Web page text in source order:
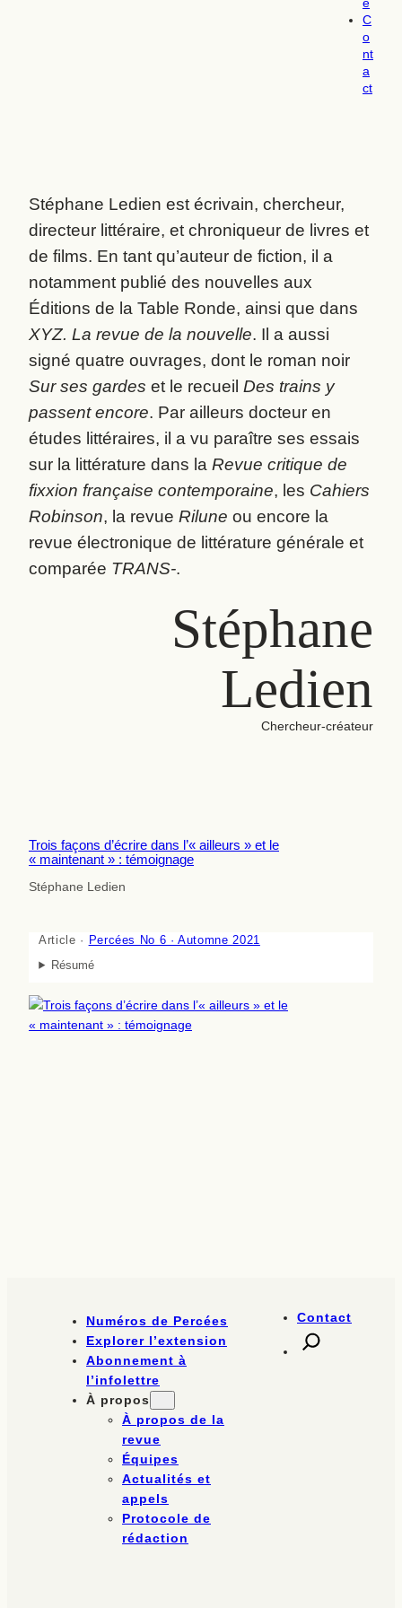
e
C
o
nt
a
ct
Stéphane Ledien est écrivain, chercheur,
directeur littéraire, et chroniqueur de livres et
de films. En tant qu’auteur de fiction, il a
notamment publié des nouvelles aux
Éditions de la Table Ronde, ainsi que dans
XYZ. La revue de la nouvelle. Il a aussi
signé quatre ouvrages, dont le roman noir
Sur ses gardes et le recueil Des trains y
passent encore. Par ailleurs docteur en
études littéraires, il a vu paraître ses essais
sur la littérature dans la Revue critique de
fixxion française contemporaine, les Cahiers
Robinson, la revue Rilune ou encore la
revue électronique de littérature générale et
comparée TRANS-.
Stéphane
Ledien
Chercheur-créateur
Trois façons d’écrire dans l’« ailleurs » et le
« maintenant » : témoignage
Stéphane Ledien
Article · Percées No 6 · Automne 2021
Résumé
Numéros de Percées
Explorer l’extension
Abonnement à
l’infolettre
À propos
À propos de la
revue
Équipes
Actualités et
appels
Protocole de
rédaction
Contact